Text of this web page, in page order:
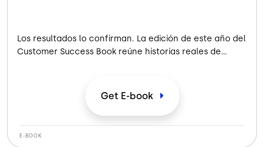
Los resultados lo confirman. La edición de este año del
Customer Success Book reúne historias reales de
cuando la IA y la experiencia humana trabajan juntas.
Get E-book
E-BOOK